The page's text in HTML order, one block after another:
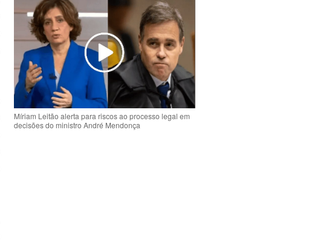
Míriam Leitão alerta para riscos ao processo legal em
decisões do ministro André Mendonça